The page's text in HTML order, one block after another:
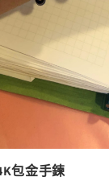
包金手鍊